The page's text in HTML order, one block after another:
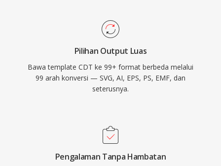
Pilihan Output Luas
Bawa template CDT ke 99+ format berbeda melalui
99 arah konversi — SVG, AI, EPS, PS, EMF, dan
seterusnya.
Pengalaman Tanpa Hambatan